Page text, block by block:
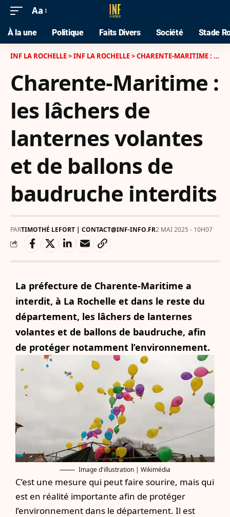
Aa
À la une Politique Faits Divers Société Stade
INF LA ROCHELLE>INF LA ROCHELLE>CHARENTE-MARITIME : LES LÂCHERS DE LANTERNES VOLANTES ET DE BALLONS DE BAUDRUCHE INTERDITS
Charente-Maritime :
les lâchers de
lanternes volantes
et de ballons de
baudruche interdits
PARTIMOTHÉ LEFORT | CONTACT@INF-INFO.FR2 MAI 2025 - 10H07
La préfecture de Charente-Maritime a
interdit, à La Rochelle et dans le reste du
département, les lâchers de lanternes
volantes et de ballons de baudruche, afin
de protéger notamment l’environnement.
Image d'illustration | Wikimédia
C’est une mesure qui peut faire sourire, mais qui
est en réalité importante afin de protéger
l’environnement dans le département. Il est